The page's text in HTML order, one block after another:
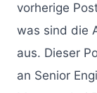
vorherige
was sind die
aus. Dieser
an Senior